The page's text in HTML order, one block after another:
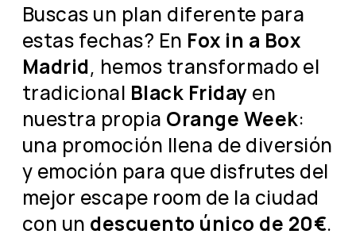
Buscas un plan diferente para
estas fechas? En Fox in a Box
Madrid, hemos transformado el
tradicional Black Friday en
nuestra propia Orange Week:
una promoción llena de diversión
y emoción para que disfrutes del
mejor escape room de la ciudad
con un descuento único de 20€.